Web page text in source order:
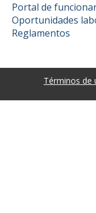
Portal de
Oportunidades
Reglamentos
Términos de